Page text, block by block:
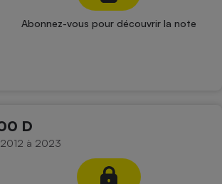
Abonnez-vous pour découvrir la note
D
à 2023